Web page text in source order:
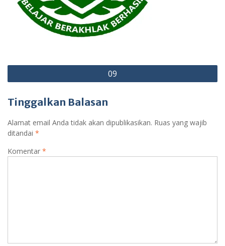
Navigasi
pos
09
Tinggalkan Balasan
Alamat email Anda tidak akan dipublikasikan. Ruas yang wajib
ditandai *
Komentar *